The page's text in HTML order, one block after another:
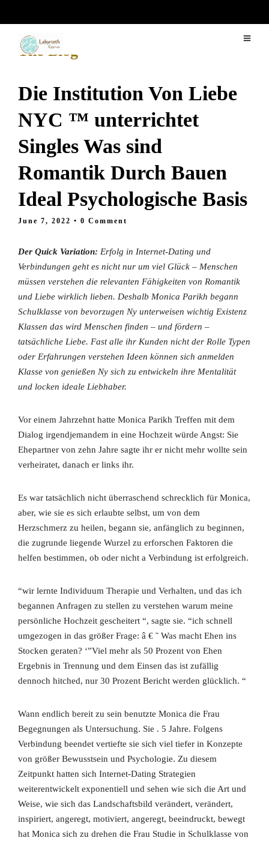
The Blog
Die Institution Von Liebe
NYC ™ unterrichtet
Singles Was sind
Romantik Durch Bauen
Ideal Psychologische Basis
June 7, 2022 • 0 Comment
Der Quick Variation: Erfolg in Internet-Dating und
Verbindungen geht es nicht nur um viel Glück – Menschen
müssen verstehen die relevanten Fähigkeiten von Romantik
und Liebe wirklich lieben. Deshalb Monica Parikh begann
Schulklasse von bevorzugen Ny unterweisen wichtig Existenz
Klassen das wird Menschen finden – und fördern –
tatsächliche Liebe. Fast alle ihr Kunden nicht der Rolle Typen
oder Erfahrungen verstehen Ideen können sich anmelden
Klasse von genießen Ny sich zu entwickeln ihre Mentalität
und locken ideale Liebhaber.
Vor einem Jahrzehnt hatte Monica Parikh Treffen mit dem
Dialog irgendjemandem in eine Hochzeit würde Angst: Sie
Ehepartner von zehn Jahre sagte ihr er nicht mehr wollte sein
verheiratet, danach er links ihr.
Es war tatsächlich nicht überraschend schrecklich für Monica,
aber, wie sie es sich erlaubte selbst, um von dem
Herzschmerz zu heilen, begann sie, anfänglich zu beginnen,
die zugrunde liegende Wurzel zu erforschen Faktoren die
helfen bestimmen, ob oder nicht a Verbindung ist erfolgreich.
“wir lernte Individuum Therapie und Verhalten, und das ich
begannen Anfragen zu stellen zu verstehen warum meine
persönliche Hochzeit gescheitert “, sagte sie. “ich schnell
umgezogen in das größer Frage: â € ˜ Was macht Ehen ins
Stocken geraten? ‘”Viel mehr als 50 Prozent von Ehen
Ergebnis in Trennung und dem Einsen das ist zufällig
dennoch hitched, nur 30 Prozent Bericht werden glücklich. “
Wann endlich bereit zu sein benutzte Monica die Frau
Begegnungen als Untersuchung. Sie . 5 Jahre. Folgens
Verbindung beendet vertiefte sie sich viel tiefer in Konzepte
von größer Bewusstsein und Psychologie. Zu diesem
Zeitpunkt hatten sich Internet-Dating Strategien
weiterentwickelt exponentiell und sehen wie sich die Art und
Weise, wie sich das Landschaftsbild verändert, verändert,
inspiriert, angeregt, motiviert, angeregt, beeindruckt, bewegt
hat Monica sich zu drehen die Frau Studie in Schulklasse von